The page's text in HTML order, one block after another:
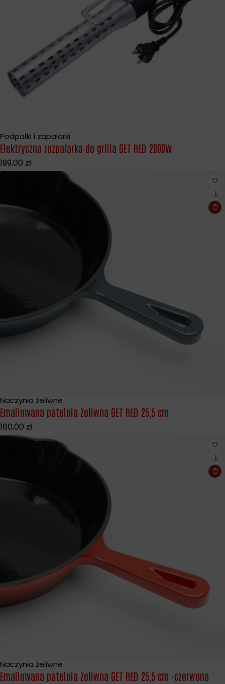
Podpałki i zapalarki
Elektryczna rozpalarka do grilla GET RED 2000W
199,00 zł
Naczynia żeliwne
Emaliowana patelnia żeliwna GET RED 25,5 cm
160,00 zł
Naczynia żeliwne
Emaliowana patelnia żeliwna GET RED 25,5 cm -czerwona